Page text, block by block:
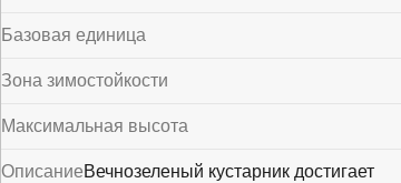
Базовая единица
Зона зимостойкости
Максимальная высота
ОписаниеВечнозеленый кустарник достигает